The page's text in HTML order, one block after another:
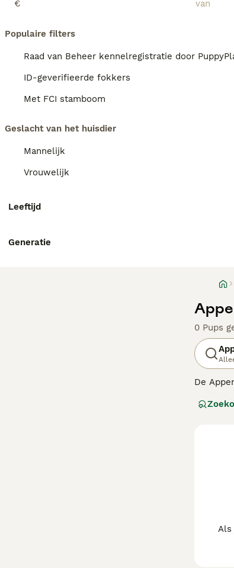
€
Populaire filters
Raad van Beheer kennelregistratie door
ID-geverifieerde fokkers
Met FCI stamboom
Geslacht van het huisdier
Mannelijk
Vrouwelijk
Leeftijd
Generatie
0 Pups
De
en als
Lees
Als